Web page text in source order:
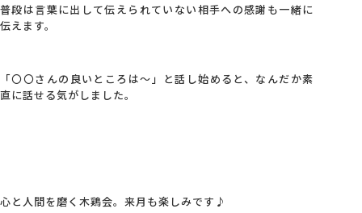
普段は言葉に出して伝えられていない相手への感謝も一緒に
伝えます。
「〇〇さんの良いところは～」と話し始めると、なんだか素
直に話せる気がしました。
心と人間を磨く木鶏会。来月も楽しみです♪